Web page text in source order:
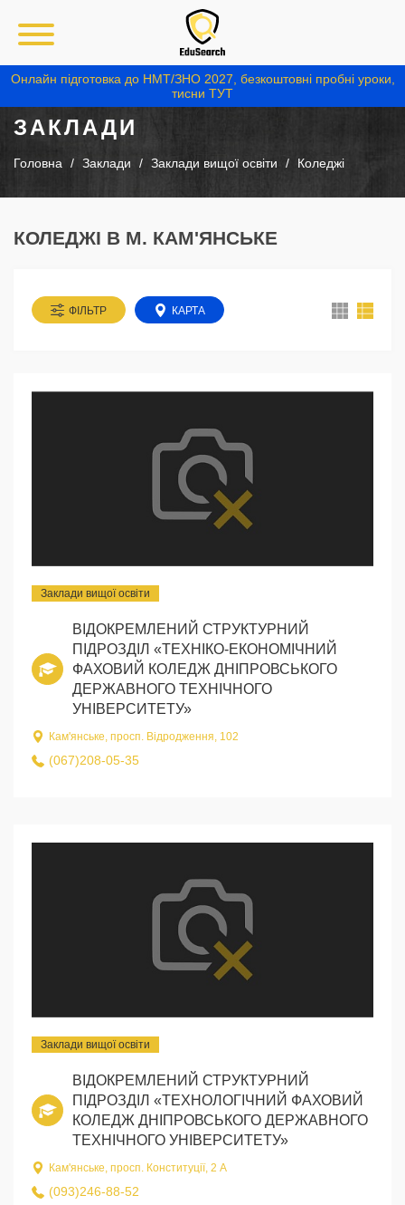
Онлайн підготовка до НМТ/ЗНО 2027, безкоштовні пробні уроки,
тисни ТУТ
ЗАКЛАДИ
Головна Заклади Заклади вищої освіти Коледжі
КОЛЕДЖІ В М. КАМ'ЯНСЬКЕ
ФІЛЬТР КАРТА
Заклади вищої освіти
ВІДОКРЕМЛЕНИЙ СТРУКТУРНИЙ
ПІДРОЗДІЛ «ТЕХНІКО-ЕКОНОМІЧНИЙ
ФАХОВИЙ КОЛЕДЖ ДНІПРОВСЬКОГО
ДЕРЖАВНОГО ТЕХНІЧНОГО
УНІВЕРСИТЕТУ»
Кам'янське, просп. Відродження, 102
(067)208-05-35
Заклади вищої освіти
ВІДОКРЕМЛЕНИЙ СТРУКТУРНИЙ
ПІДРОЗДІЛ «ТЕХНОЛОГІЧНИЙ ФАХОВИЙ
КОЛЕДЖ ДНІПРОВСЬКОГО ДЕРЖАВНОГО
ТЕХНІЧНОГО УНІВЕРСИТЕТУ»
Кам'янське, просп. Конституції, 2 А
(093)246-88-52